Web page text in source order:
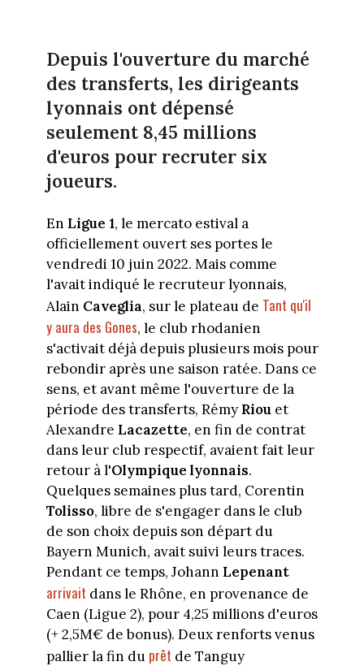
Depuis l'ouverture du marché
des transferts, les dirigeants
lyonnais ont dépensé
seulement 8,45 millions
d'euros pour recruter six
joueurs.
En Ligue 1, le mercato estival a
officiellement ouvert ses portes le
vendredi 10 juin 2022. Mais comme
l'avait indiqué le recruteur lyonnais,
Alain Caveglia, sur le plateau de Tant qu'il
y aura des Gones, le club rhodanien
s'activait déjà depuis plusieurs mois pour
rebondir après une saison ratée. Dans ce
sens, et avant même l'ouverture de la
période des transferts, Rémy Riouet
Alexandre Lacazette, en fin de contrat
dans leur club respectif, avaient fait leur
retour à l'Olympique lyonnais.
Quelques semaines plus tard, Corentin
Tolisso, libre de s'engager dans le club
de son choix depuis son départ du
Bayern Munich, avait suivi leurs traces.
Pendant ce temps, Johann Lepenant
arrivait dans le Rhône, en provenance de
Caen (Ligue 2), pour 4,25 millions d'euros
(+ 2,5M€ de bonus). Deux renforts venus
pallier la fin du prêt de Tanguy